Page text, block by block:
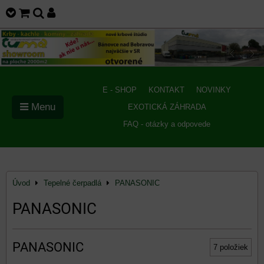
E - SHOP KONTAKT
NOVINKY
EXOTICKÁ ZÁHRADA
FAQ - otázky a odpovede
Menu
Úvod Tepelné čerpadlá PANASONIC
PANASONIC
PANASONIC 7 položiek